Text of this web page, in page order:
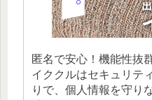
匿名で安心！機能性抜
イククルはセキュリテ
りで、個人情報を守り